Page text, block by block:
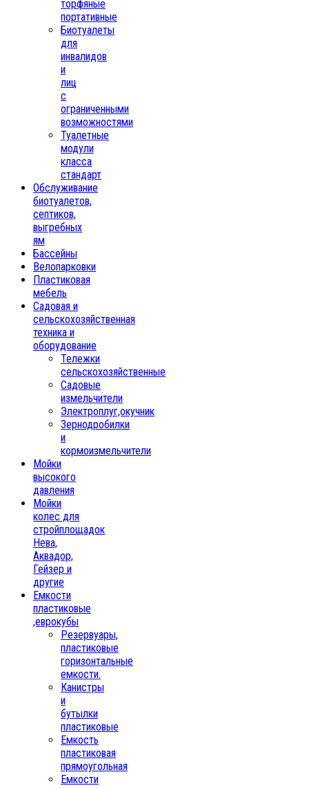
торфяные
портативные
Биотуалеты
для
инвалидов
и
лиц
с
ограниченными
возможностями
Туалетные
модули
класса
стандарт
Обслуживание
биотуалетов,
септиков,
выгребных
ям
Бассейны
Велопарковки
Пластиковая
мебель
Садовая и
сельскохозяйственная
техника и
оборудование
Тележки
сельскохозяйственные
Садовые
измельчители
Электроплуг,окучник
Зернодробилки
и
кормоизмельчители
Мойки
высокого
давления
Мойки
колес для
стройплощадок
Нева,
Аквадор,
Гейзер и
другие
Емкости
пластиковые
,еврокубы
Резервуары,
пластиковые
горизонтальные
емкости.
Канистры
и
бутылки
пластиковые
Емкость
пластиковая
прямоугольная
Емкости